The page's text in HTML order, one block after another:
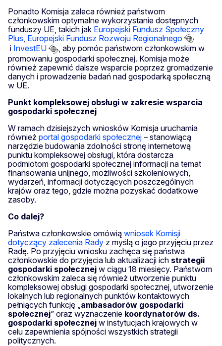
Ponadto Komisja zaleca również państwom
członkowskim optymalne wykorzystanie dostępnych
funduszy UE, takich jak Europejski Fundusz Społeczny
Plus Europejski Fundusz Rozwoju Regionalnego
i InvestEU
, aby pomóc państwom członkowskim w
promowaniu gospodarki społecznej. Komisja może
również zapewnić dalsze wsparcie poprzez gromadzenie
danych i prowadzenie badań nad gospodarką społeczną
w UE.
Punkt kompleksowej obsługi w zakresie wsparcia
gospodarki społecznej
W ramach dzisiejszych wniosków Komisja uruchamia
również portal gospodarki społecznej – stanowiącą
narzędzie budowania zdolności stronę internetową
punktu kompleksowej obsługi, która dostarcza
podmiotom gospodarki społecznej informacji na temat
finansowania unijnego, możliwości szkoleniowych,
wydarzeń, informacji dotyczących poszczególnych
krajów oraz tego, gdzie można pozyskać dodatkowe
zasoby.
Co dalej?
Państwa członkowskie omówią wniosek Komisji
dotyczący zalecenia Rady z myślą o jego przyjęciu przez
Radę. Po przyjęciu wniosku zachęca się państwa
członkowskie do przyjęcia lub aktualizacji ich strategii
gospodarki społecznej w ciągu 18 miesięcy. Państwom
członkowskim zaleca się również utworzenie punktu
kompleksowej obsługi gospodarki społecznej, utworzenie
lokalnych lub regionalnych punktów kontaktowych
pełniących funkcję „ ambasadorów gospodarki
społecznej” oraz wyznaczenie koordynatorów ds.
gospodarki społecznej w instytucjach krajowych w
celu zapewnienia spójności wszystkich strategii
politycznych.